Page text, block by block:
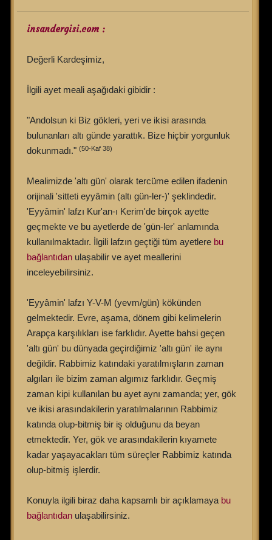
insandergisi.com :
Değerli Kardeşimiz,
İlgili ayet meali aşağıdaki gibidir :
"Andolsun ki Biz gökleri, yeri ve ikisi arasında
bulunanları altı günde yarattık. Bize hiçbir yorgunluk
dokunmadı." (50-Kaf 38)
Mealimizde 'altı gün' olarak tercüme edilen ifadenin
orijinali 'sitteti eyyâmin (altı gün-ler-)' şeklindedir.
'Eyyâmin' lafzı Kur'an-ı Kerim'de birçok ayette
geçmekte ve bu ayetlerde de 'gün-ler' anlamında
kullanılmaktadır. İlgili lafzın geçtiği tüm ayetlere bu
bağlantıdan ulaşabilir ve ayet meallerini
inceleyebilirsiniz.
'Eyyâmin' lafzı Y-V-M (yevm/gün) kökünden
gelmektedir. Evre, aşama, dönem gibi kelimelerin
Arapça karşılıkları ise farklıdır. Ayette bahsi geçen
'altı gün' bu dünyada geçirdiğimiz 'altı gün' ile aynı
değildir. Rabbimiz katındaki yaratılmışların zaman
algıları ile bizim zaman algımız farklıdır. Geçmiş
zaman kipi kullanılan bu ayet aynı zamanda; yer, gök
ve ikisi arasındakilerin yaratılmalarının Rabbimiz
katında olup-bitmiş bir iş olduğunu da beyan
etmektedir. Yer, gök ve arasındakilerin kıyamete
kadar yaşayacakları tüm süreçler Rabbimiz katında
olup-bitmiş işlerdir.
Konuyla ilgili biraz daha kapsamlı bir açıklamaya bu
bağlantıdan ulaşabilirsiniz.